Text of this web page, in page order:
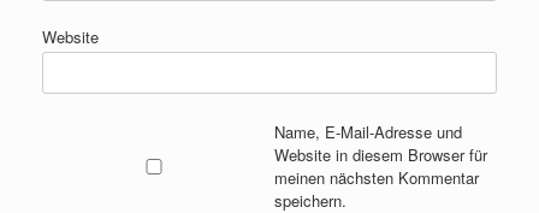
Website
Name, E-Mail-Adresse und
Website in diesem Browser für
meinen nächsten Kommentar
speichern.